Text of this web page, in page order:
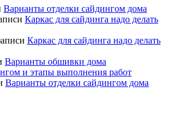
Варианты отделки сайдингом дома
Каркас для сайдинга надо делать
Каркас для сайдинга надо делать
Варианты обшивки дома
и этапы выполнения работ
Варианты отделки сайдингом дома